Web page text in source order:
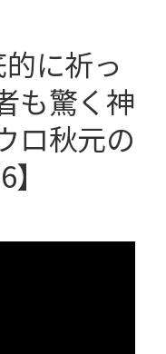
に祈っ
も驚く神
ロ秋元の